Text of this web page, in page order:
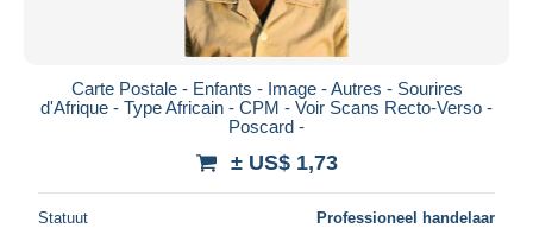
Carte Postale - Enfants - Image - Autres - Sourires
d'Afrique - Type Africain - CPM - Voir Scans Recto-Verso -
Poscard -
± US$ 1,73
Statuut Professioneel handelaar